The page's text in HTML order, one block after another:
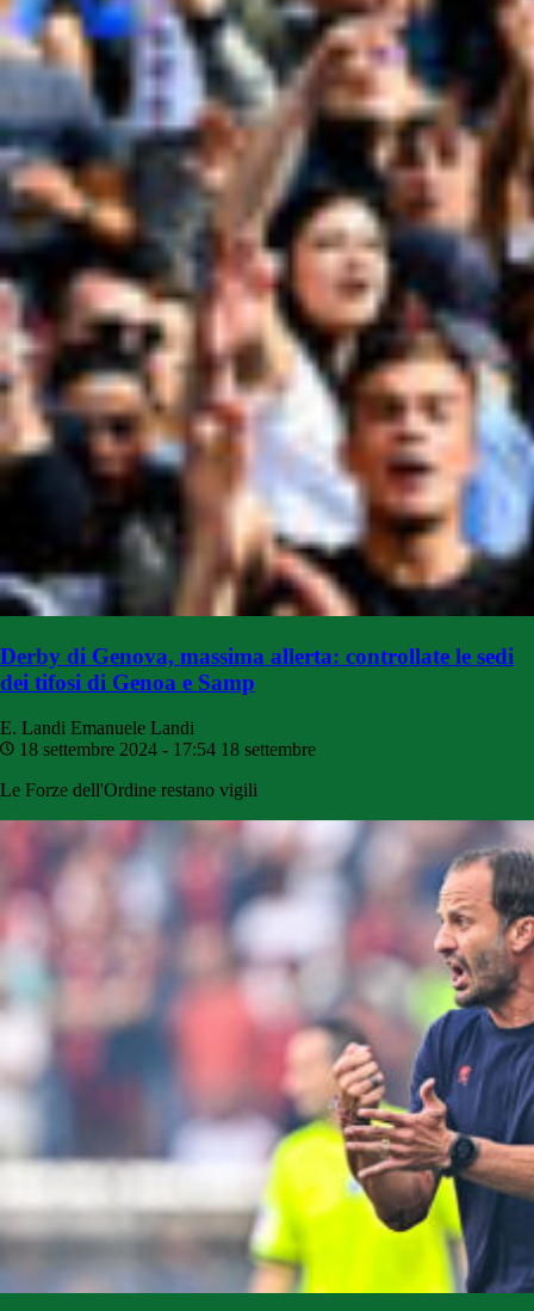
Derby di Genova, massima allerta: controllate le sedi
dei tifosi di Genoa e Samp
E. Landi Emanuele Landi
18 settembre 2024 - 17:54 18 settembre
Le Forze dell'Ordine restano vigili